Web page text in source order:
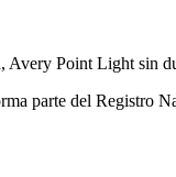
Avery Point Light sin
parte del Registro